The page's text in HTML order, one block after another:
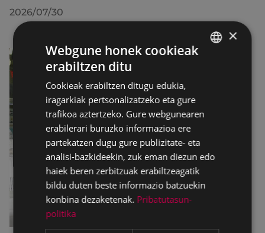
2026/07/30
×
Webgune honek cookieak
erabiltzen ditu
Cookieak erabiltzen ditugu edukia,
iragarkiak pertsonalizatzeko eta gure
trafikoa aztertzeko. Gure webgunearen
erabilerari buruzko informazioa ere
partekatzen dugu gure publizitate- eta
analisi-bazkideekin, zuk eman diezun edo
haiek beren zerbitzuak erabiltzeagatik
bildu duten beste informazio batzuekin
konbina dezaketenak. Pribatutasun-
politika